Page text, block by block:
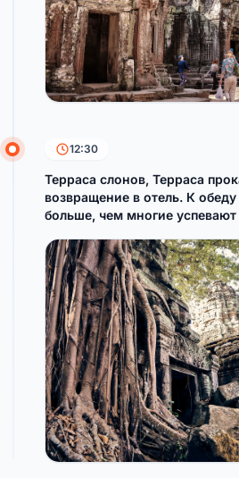
12:30
Терраса слонов, Терраса
возвращение в отель. К
больше, чем многие успевают